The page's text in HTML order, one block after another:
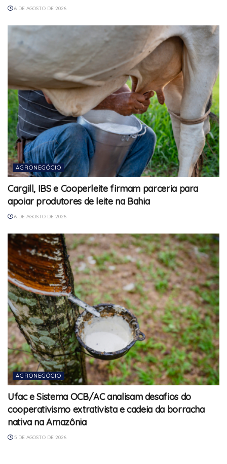
6 DE AGOSTO DE 2026
AGRONEGÓCIO
Cargill, IBS e Cooperleite firmam parceria para
apoiar produtores de leite na Bahia
6 DE AGOSTO DE 2026
AGRONEGÓCIO
Ufac e Sistema OCB/AC analisam desafios do
cooperativismo extrativista e cadeia da borracha
nativa na Amazônia
5 DE AGOSTO DE 2026